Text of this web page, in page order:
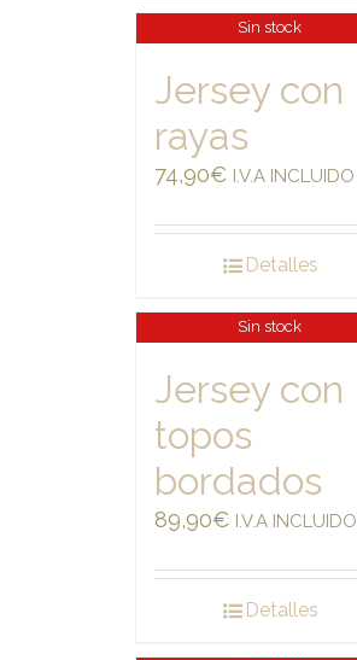
Sin stock
Jersey con
rayas
74,90€ I.V.A INCLUIDO
Detalles
Sin stock
Jersey con
topos
bordados
89,90€ I.V.A INCLUIDO
Detalles